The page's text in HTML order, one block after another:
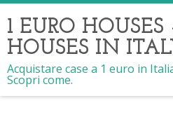
1 EURO
HOUSES IN
Acquistare case a 1 euro in
Scopri come.